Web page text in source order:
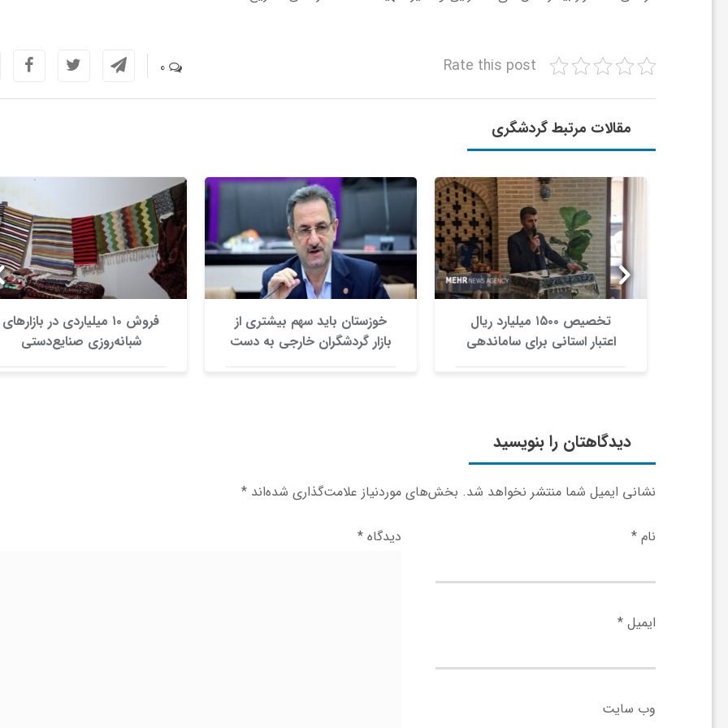
Rate this post
0
مقالات مرتبط گردشگری
تخصیص ۱۵۰۰ میلیارد ریال
اعتبار استانی برای ساماندهی
بافت قدیم دزفول
خوزستان باید سهم بیشتری از
بازار گردشگران خارجی به دست
آورد
فروش ۱۰ میلیاردی در بازارهای
شبانه‌روزی صنایع‌دستی
دیدگاهتان را بنویسید
نشانی ایمیل شما منتشر نخواهد شد. بخش‌های موردنیاز علامت‌گذاری شده‌اند *
دیدگاه* نام *
ایمیل *
وب‌ سایت